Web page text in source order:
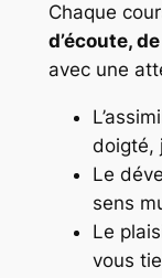
Chaque
d’écoute,
avec une
doigté,
Le
sens
Le
vous